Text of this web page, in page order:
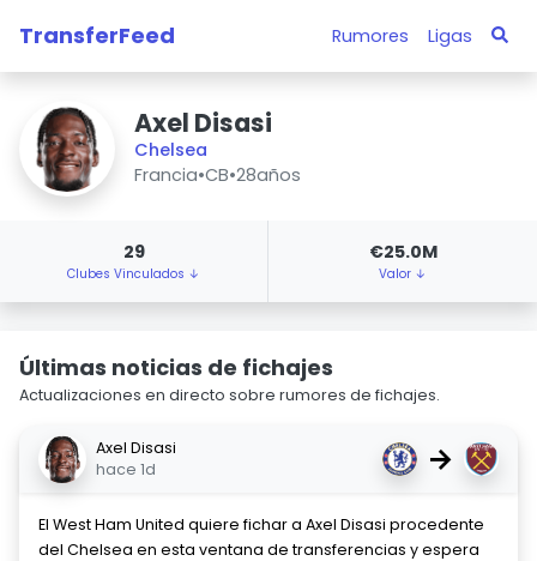
TransferFeed Rumores Ligas
Axel Disasi
Chelsea
Francia•CB•28años
29
Clubes Vinculados ↓
€25.0M
Valor ↓
Últimas noticias de fichajes
Actualizaciones en directo sobre rumores de fichajes.
Axel Disasi
hace 1d
→
El West Ham United quiere fichar a Axel Disasi procedente
del Chelsea en esta ventana de transferencias y espera